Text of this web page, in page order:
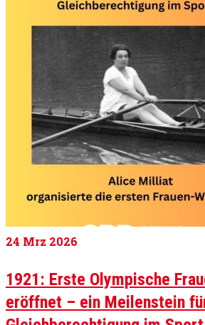
24 Mrz 2026
1921: Erste Olympische
eröffnet – ein Meilenstein